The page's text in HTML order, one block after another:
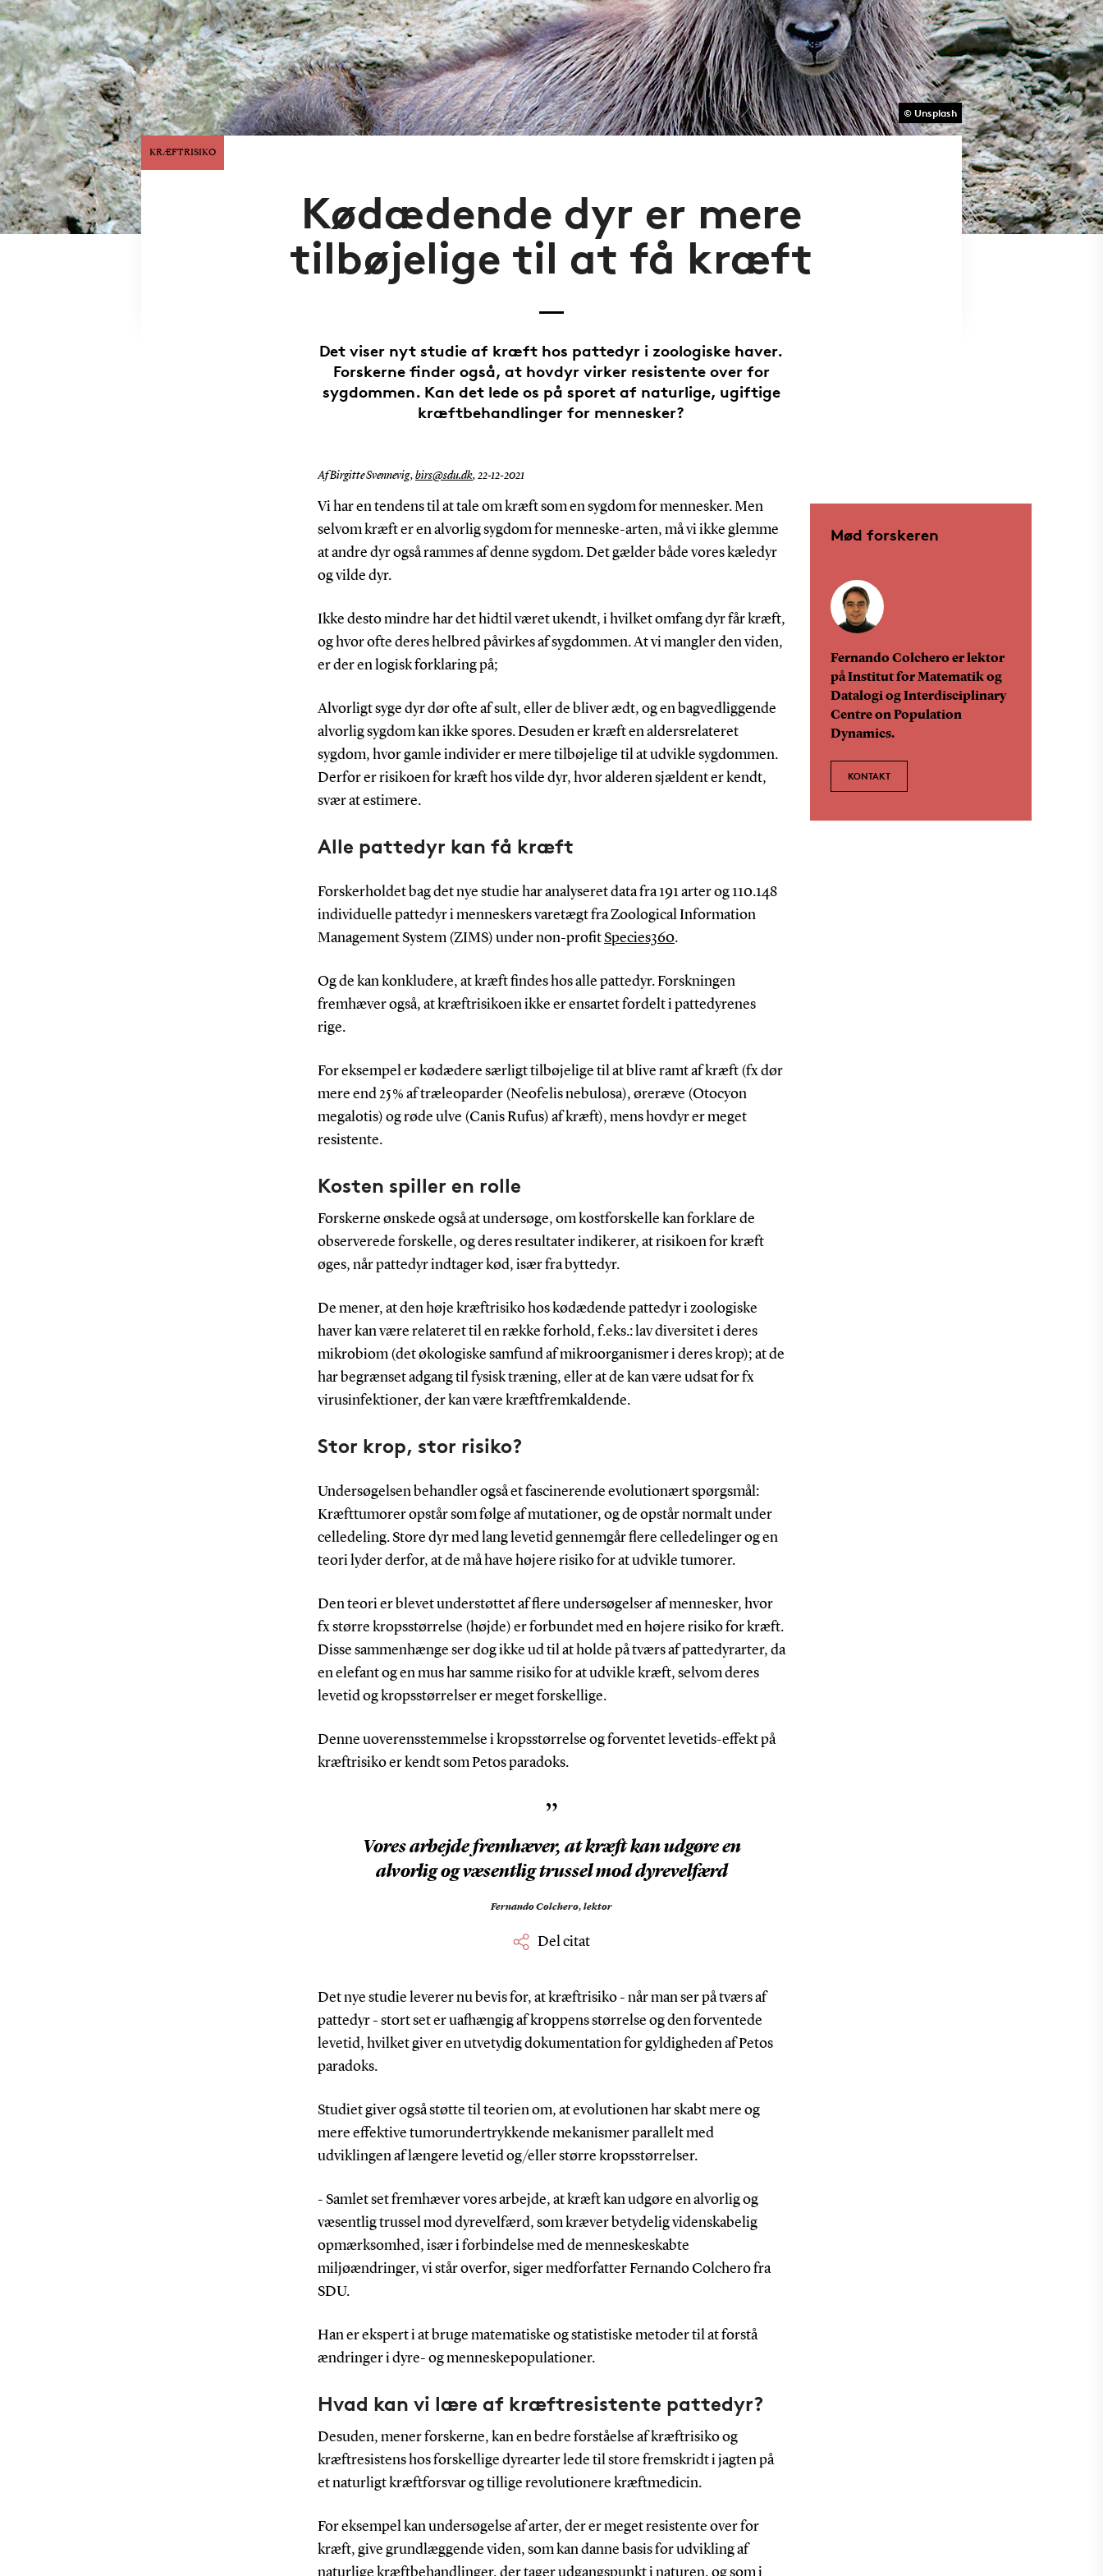
KRÆFTRISIKO
© Unsplash
Kødædende dyr er mere
tilbøjelige til at få kræft
Det viser nyt studie af kræft hos pattedyr i zoologiske haver.
Forskerne finder også, at hovdyr virker resistente over for
sygdommen. Kan det lede os på sporet af naturlige, ugiftige
kræftbehandlinger for mennesker?
Af Birgitte Svennevig, birs@sdu.dk, 22-12-2021
Vi har en tendens til at tale om kræft som en sygdom for mennesker. Men
selvom kræft er en alvorlig sygdom for menneske-arten, må vi ikke glemme
at andre dyr også rammes af denne sygdom. Det gælder både vores kæledyr
og vilde dyr.
Ikke desto mindre har det hidtil været ukendt, i hvilket omfang dyr får kræft,
og hvor ofte deres helbred påvirkes af sygdommen. At vi mangler den viden,
er der en logisk forklaring på;
Alvorligt syge dyr dør ofte af sult, eller de bliver ædt, og en bagvedliggende
alvorlig sygdom kan ikke spores. Desuden er kræft en aldersrelateret
sygdom, hvor gamle individer er mere tilbøjelige til at udvikle sygdommen.
Derfor er risikoen for kræft hos vilde dyr, hvor alderen sjældent er kendt,
svær at estimere.
Alle pattedyr kan få kræft
Forskerholdet bag det nye studie har analyseret data fra 191 arter og 110.148
individuelle pattedyr i menneskers varetægt fra Zoological Information
Management System (ZIMS) under non-profitSpecies360.
Og de kan konkludere, at kræft findes hos alle pattedyr. Forskningen
fremhæver også, at kræftrisikoen ikke er ensartet fordelt i pattedyrenes
rige.
For eksempel er kødædere særligt tilbøjelige til at blive ramt af kræft (fx dør
mere end 25 % af træleoparder (Neofelis nebulosa), øreræve (Otocyon
megalotis) og røde ulve (Canis Rufus) af kræft), mens hovdyr er meget
resistente.
Kosten spiller en rolle
Forskerne ønskede også at undersøge, om kostforskelle kan forklare de
observerede forskelle, og deres resultater indikerer, at risikoen for kræft
øges, når pattedyr indtager kød, især fra byttedyr.
De mener, at den høje kræftrisiko hos kødædende pattedyr i zoologiske
haver kan være relateret til en række forhold, f.eks.: lav diversitet i deres
mikrobiom (det økologiske samfund af mikroorganismer i deres krop); at de
har begrænset adgang til fysisk træning, eller at de kan være udsat for fx
virusinfektioner, der kan være kræftfremkaldende.
Stor krop, stor risiko?
Undersøgelsen behandler også et fascinerende evolutionært spørgsmål:
Kræfttumorer opstår som følge af mutationer, og de opstår normalt under
celledeling. Store dyr med lang levetid gennemgår flere celledelinger og en
teori lyder derfor, at de må have højere risiko for at udvikle tumorer.
Den teori er blevet understøttet af flere undersøgelser af mennesker, hvor
fx større kropsstørrelse (højde) er forbundet med en højere risiko for kræft.
Disse sammenhænge ser dog ikke ud til at holde på tværs af pattedyrarter, da
en elefant og en mus har samme risiko for at udvikle kræft, selvom deres
levetid og kropsstørrelser er meget forskellige.
Denne uoverensstemmelse i kropsstørrelse og forventet levetids-effekt på
kræftrisiko er kendt som Petos paradoks.
”
Vores arbejde fremhæver, at kræft kan udgøre en
alvorlig og væsentlig trussel mod dyrevelfærd
Fernando Colchero, lektor
Del citat
Det nye studie leverer nu bevis for, at kræftrisiko - når man ser på tværs af
pattedyr - stort set er uafhængig af kroppens størrelse og den forventede
levetid, hvilket giver en utvetydig dokumentation for gyldigheden af Petos
paradoks.
Studiet giver også støtte til teorien om, at evolutionen har skabt mere og
mere effektive tumorundertrykkende mekanismer parallelt med
udviklingen af længere levetid og/eller større kropsstørrelser.
- Samlet set fremhæver vores arbejde, at kræft kan udgøre en alvorlig og
væsentlig trussel mod dyrevelfærd, som kræver betydelig videnskabelig
opmærksomhed, især i forbindelse med de menneskeskabte
miljøændringer, vi står overfor, siger medforfatter Fernando Colchero fra
SDU.
Han er ekspert i at bruge matematiske og statistiske metoder til at forstå
ændringer i dyre- og menneskepopulationer.
Hvad kan vi lære af kræftresistente pattedyr?
Desuden, mener forskerne, kan en bedre forståelse af kræftrisiko og
kræftresistens hos forskellige dyrearter lede til store fremskridt i jagten på
et naturligt kræftforsvar og tillige revolutionere kræftmedicin.
For eksempel kan undersøgelse af arter, der er meget resistente over for
kræft, give grundlæggende viden, som kan danne basis for udvikling af
naturlige kræftbehandlinger, der tager udgangspunkt i naturen, og som i
Mød forskeren
Fernando Colchero er lektor
på Institut for Matematik og
Datalogi og Interdisciplinary
Centre on Population
Dynamics.
KONTAKT